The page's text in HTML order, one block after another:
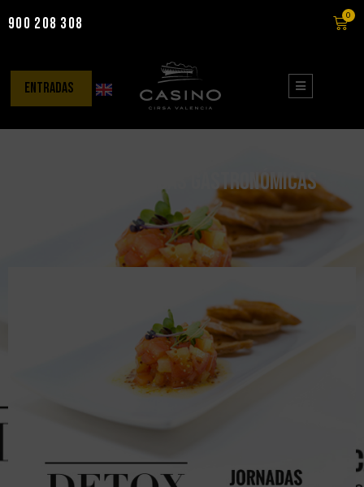
contenido
900 208 308 0
entradas
Menú DETOX, jornadas gastronómicas